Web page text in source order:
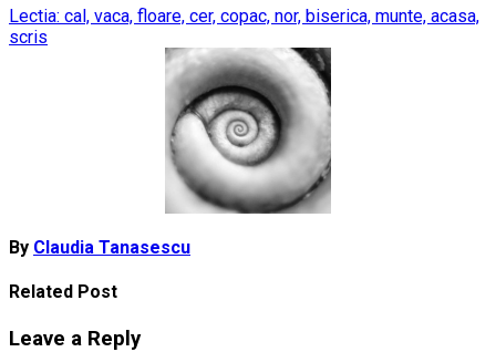
Post
navigation
Lectia: cal, vaca, floare, cer, copac, nor, biserica, munte, acasa,
scris
By Claudia Tanasescu
Related Post
Leave a Reply